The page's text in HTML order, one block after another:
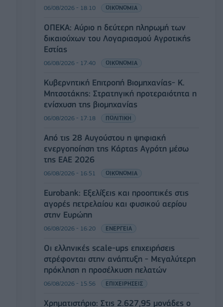
06/08/2026 - 18:10 ΟΙΚΟΝΟΜΙΑ
ΟΠΕΚΑ: Αύριο η δεύτερη πληρωμή των
δικαιούχων του Λογαριασμού Αγροτικής
Εστίας
06/08/2026 - 17:40 ΟΙΚΟΝΟΜΙΑ
Κυβερνητική Επιτροπή Βιομηχανίας- Κ.
Μητσοτάκης: Στρατηγική προτεραιότητα η
ενίσχυση της βιομηχανίας
06/08/2026 - 17:18 ΠΟΛΙΤΙΚΗ
Από τις 28 Αυγούστου η ψηφιακή
ενεργοποίηση της Κάρτας Αγρότη μέσω
της ΕΑΕ 2026
06/08/2026 - 16:51 ΟΙΚΟΝΟΜΙΑ
Eurobank: Εξελίξεις και προοπτικές στις
αγορές πετρελαίου και φυσικού αερίου
στην Ευρώπη
06/08/2026 - 16:20 ΕΝΕΡΓΕΙΑ
Οι ελληνικές scale-ups επιχειρήσεις
στρέφονται στην ανάπτυξη - Μεγαλύτερη
πρόκληση η προσέλκυση πελατών
06/08/2026 - 15:56 ΕΠΙΧΕΙΡΗΣΕΙΣ
Χρηματιστήριο: Στις 2.627,95 μονάδες ο